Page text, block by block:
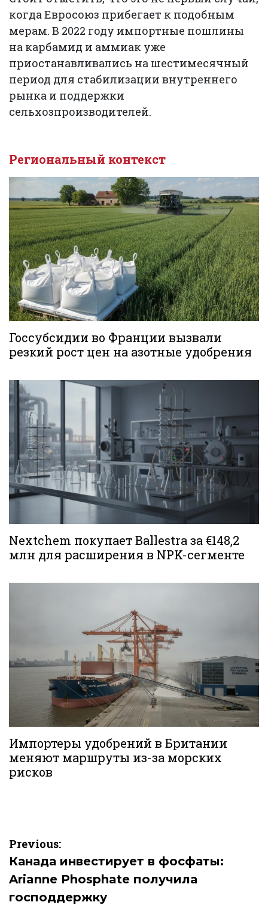
когда Евросоюз прибегает к подобным
мерам. В 2022 году импортные пошлины
на карбамид и аммиак уже
приостанавливались на шестимесячный
период для стабилизации внутреннего
рынка и поддержки
сельхозпроизводителей.
Региональный контекст
Госсубсидии во Франции вызвали
резкий рост цен на азотные удобрения
Nextchem покупает Ballestra за €148,2
млн для расширения в NPK-сегменте
Импортеры удобрений в Британии
меняют маршруты из-за морских
рисков
Навигация
по
записям
Previous:
Канада инвестирует в фосфаты:
Arianne Phosphate получила
господдержку